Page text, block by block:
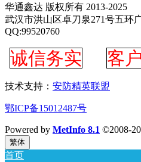
华通鑫达 版权所有 2013-2025
武汉市洪山区卓刀泉271号五环
QQ:99520760
诚信务实 客
技术支持： 安防精英联盟
鄂ICP备15012487号
Powered by MetInfo 8.1 ©2008-
繁体
首页